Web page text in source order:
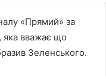
«Прямий» за
яка вважає що
Зеленського.